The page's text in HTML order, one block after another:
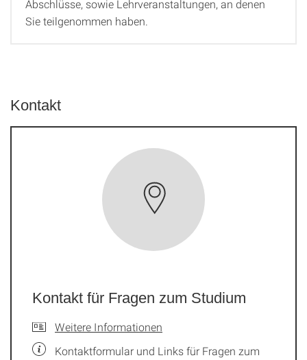
Abschlüsse, sowie Lehrveranstaltungen, an denen
Sie teilgenommen haben.
Kontakt
Kontakt für Fragen zum Studium
Weitere Informationen
Kontaktformular und Links für Fragen zum